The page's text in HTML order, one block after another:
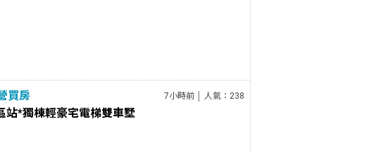
買房 7小時前 │ 人氣：238
站*獨棟輕豪宅電梯雙車墅